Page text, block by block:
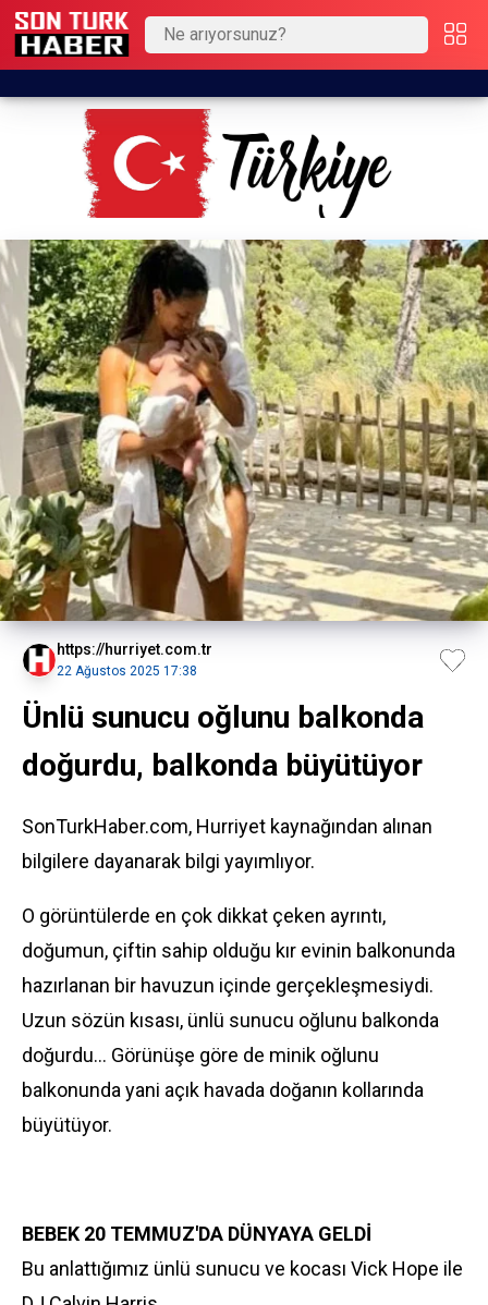
https://hurriyet.com.tr
22 Ağustos 2025 17:38
Ünlü sunucu oğlunu balkonda
doğurdu, balkonda büyütüyor
SonTurkHaber.com, Hurriyet kaynağından alınan
bilgilere dayanarak bilgi yayımlıyor.
O görüntülerde en çok dikkat çeken ayrıntı,
doğumun, çiftin sahip olduğu kır evinin balkonunda
hazırlanan bir havuzun içinde gerçekleşmesiydi.
Uzun sözün kısası, ünlü sunucu oğlunu balkonda
doğurdu... Görünüşe göre de minik oğlunu
balkonunda yani açık havada doğanın kollarında
büyütüyor.
BEBEK 20 TEMMUZ'DA DÜNYAYA GELDİ
Bu anlattığımız ünlü sunucu ve kocası Vick Hope ile